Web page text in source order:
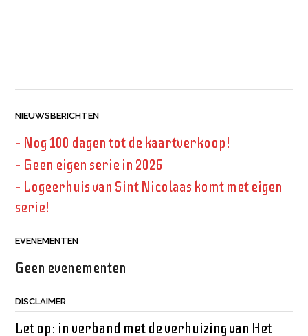
NIEUWSBERICHTEN
– Nog 100 dagen tot de kaartverkoop!
– Geen eigen serie in 2026
– Logeerhuis van Sint Nicolaas komt met eigen
serie!
EVENEMENTEN
Geen evenementen
DISCLAIMER
Let op: in verband met de verhuizing van Het